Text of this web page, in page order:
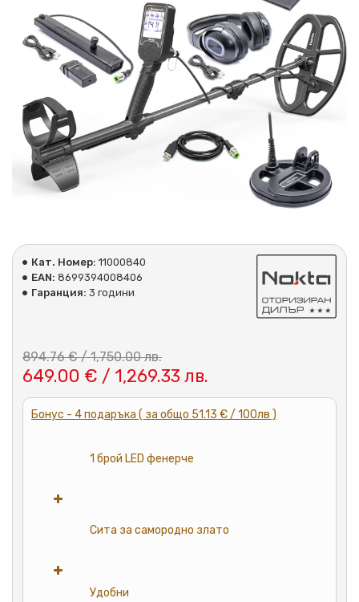
Бонус - 4 подаръка ( за общо 51.13 € / 100лв )
1 брой LED фенерче
Сита за самородно злато
Удобни
Кат. Номер: 11000840
EAN: 8699394008406
Гаранция: 3 години
649.00 € / 1,269.33 лв.
894.76 € / 1,750.00 лв.